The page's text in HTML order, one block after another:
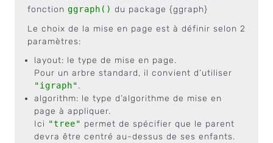
fonction ggraph() du package {ggraph}
Le choix de la mise en page est à définir selon 2
paramètres:
layout: le type de mise en page.
Pour un arbre standard, il convient d’utiliser
"igraph".
algorithm: le type d’algorithme de mise en
page à appliquer.
Ici "tree" permet de spécifier que le parent
devra être centré au-dessus de ses enfants.